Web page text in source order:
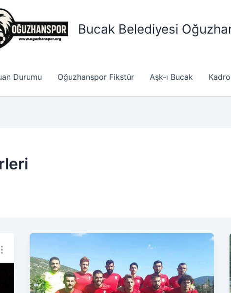
Bucak Belediyesi
Durumu Oğuzhanspor Fikstür Aşk-ı Bucak Kadro